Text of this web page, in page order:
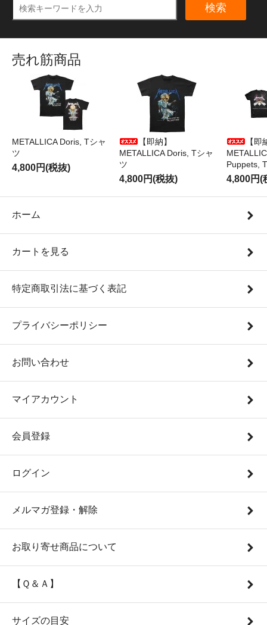
検索
売れ筋商品
METALLICA Doris, Tシャ
ツ
4,800円(税抜)
【即納】
METALLICA Doris, Tシャ
ツ
4,800円(税抜)
【即
Puppets,
4,800円(
ホーム
カートを見る
特定商取引法に基づく表記
プライバシーポリシー
お問い合わせ
マイアカウント
会員登録
ログイン
メルマガ登録・解除
お取り寄せ商品について
【Ｑ＆Ａ】
サイズの目安